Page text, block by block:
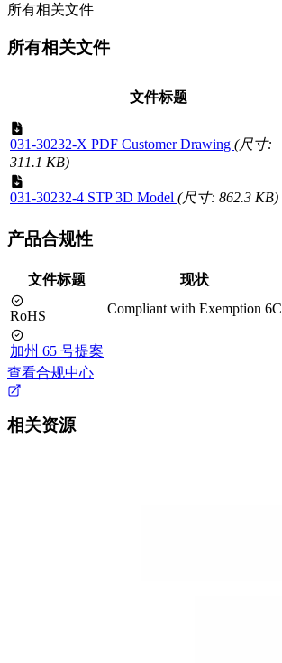
所有相关文件
所有相关文件
文件标题
031-30232-X PDF Customer Drawing (尺寸:
311.1 KB)
031-30232-4 STP 3D Model (尺寸: 862.3 KB)
产品合规性
文件标题 现状
RoHS Compliant with Exemption 6C
加州 65 号提案
查看合规中心
相关资源